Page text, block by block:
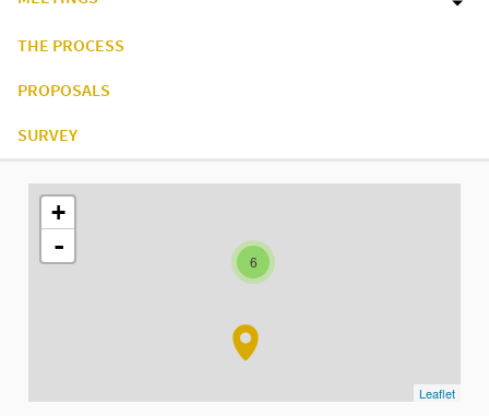
THE PROCESS
PROPOSALS
SURVEY
The following element is a map which presents the items on
6
+
-
Leaflet